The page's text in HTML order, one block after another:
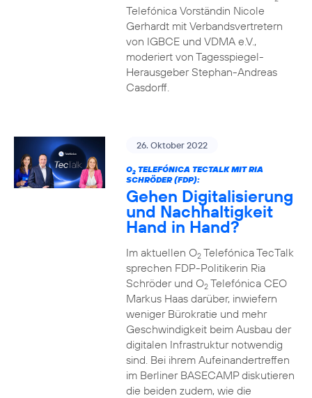
Telefónica Vorständin Nicole
Gerhardt mit Verbandsvertretern
von IGBCE und VDMA e.V.,
moderiert von Tagesspiegel-
Herausgeber Stephan-Andreas
Casdorff.
26. Oktober 2022
O2TELEFÓNICA TECTALK MIT RIA
SCHRÖDER (FDP):
Gehen Digitalisierung
und Nachhaltigkeit
Hand in Hand?
Im aktuellen O2Telefónica TecTalk
sprechen FDP-Politikerin Ria
Schröder und O2Telefónica CEO
Markus Haas darüber, inwiefern
weniger Bürokratie und mehr
Geschwindigkeit beim Ausbau der
digitalen Infrastruktur notwendig
sind. Bei ihrem Aufeinandertreffen
im Berliner BASECAMP diskutieren
die beiden zudem, wie die